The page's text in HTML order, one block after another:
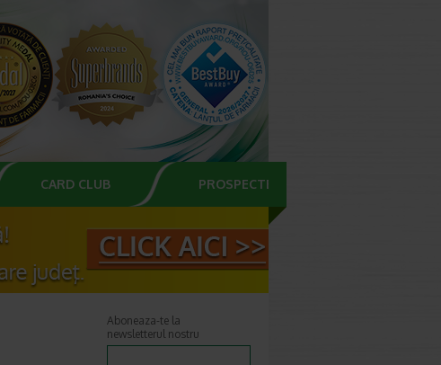
CARD CLUB PROSPECTE
Aboneaza-te la
newsletterul nostru